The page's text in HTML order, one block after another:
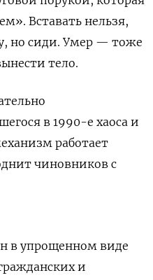
Вставать нельзя,
но сиди. Умер — тоже
тело.
в 1990-е хаоса и
работает
чиновников с
в упрощенном виде
и